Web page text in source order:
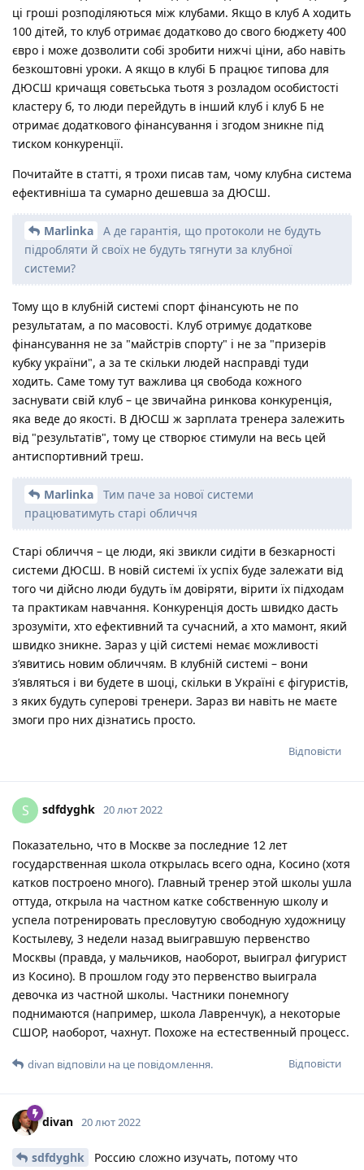
ці гроші розподіляються між клубами. Якщо в клуб А ходить
100 дітей, то клуб отримає додатково до свого бюджету 400
євро і може дозволити собі зробити нижчі ціни, або навіть
безкоштовні уроки. А якщо в клубі Б працює типова для
ДЮСШ кричащя совєтьська тьотя з розладом особистості
кластеру б, то люди перейдуть в інший клуб і клуб Б не
отримає додаткового фінансування і згодом зникне під
тиском конкуренції.
Почитайте в статті, я трохи писав там, чому клубна система
ефективніша та сумарно дешевша за ДЮСШ.
Marlinka
А де гарантія, що протоколи не будуть
підробляти й своїх не будуть тягнути за клубної
системи?
Тому що в клубній системі спорт фінансують не по
результатам, а по масовості. Клуб отримує додаткове
фінансування не за "майстрів спорту" і не за "призерів
кубку україни", а за те скільки людей насправді туди
ходить. Саме тому тут важлива ця свобода кожного
заснувати свій клуб – це звичайна ринкова конкуренція,
яка веде до якості. В ДЮСШ ж зарплата тренера залежить
від "результатів", тому це створює стимули на весь цей
антиспортивний треш.
Marlinka
Тим паче за нової системи
працюватимуть старі обличчя
Старі обличчя – це люди, які звикли сидіти в безкарності
системи ДЮСШ. В новій системі їх успіх буде залежати від
того чи дійсно люди будуть їм довіряти, вірити їх підходам
та практикам навчання. Конкуренція дость швидко дасть
зрозуміти, хто ефективний та сучасний, а хто мамонт, який
швидко зникне. Зараз у цій системі немає можливості
зʼявитись новим обличчям. В клубній системі – вони
зʼявляться і ви будете в шоці, скільки в Україні є фігуристів,
з яких будуть суперові тренери. Зараз ви навіть не маєте
змоги про них дізнатись просто.
Відповісти
S sdfdyghk 20 лют 2022
Показательно, что в Москве за последние 12 лет
государственная школа открылась всего одна, Косино (хотя
катков построено много). Главный тренер этой школы ушла
оттуда, открыла на частном катке собственную школу и
успела потренировать пресловутую свободную художницу
Костылеву, 3 недели назад выигравшую первенство
Москвы (правда, у мальчиков, наоборот, выиграл фигурист
из Косино). В прошлом году это первенство выиграла
девочка из частной школы. Частники понемногу
поднимаются (например, школа Лавренчук), а некоторые
СШОР, наоборот, чахнут. Похоже на естественный процесс.
Відповісти
divan відповіли на це повідомлення.
divan 20 лют 2022
sdfdyghk
Россию сложно изучать, потому что